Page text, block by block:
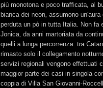
più monotona e poco trafficata, al
bianca dei neon, assumono
perduta un pò in tutta Italia. Non fa
Jonica, da anni martoriata da
quelli a lunga percorrenza: tra
rimasto solo il collegamento
servizi regionali vengono effettuati
maggior parte dei casi in singola
coppia di Villa San Giovanni-